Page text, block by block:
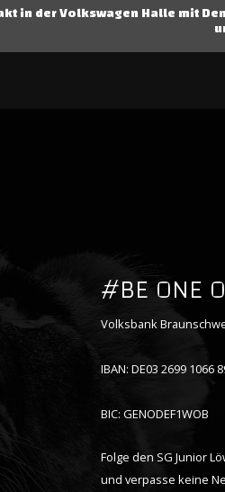
in der Volkswagen Halle mit
#BE ONE
Volksbank
IBAN: DE03 2699 1066
BIC: GENODEF1WOB
Folge den SG Junior
und verpasse keine